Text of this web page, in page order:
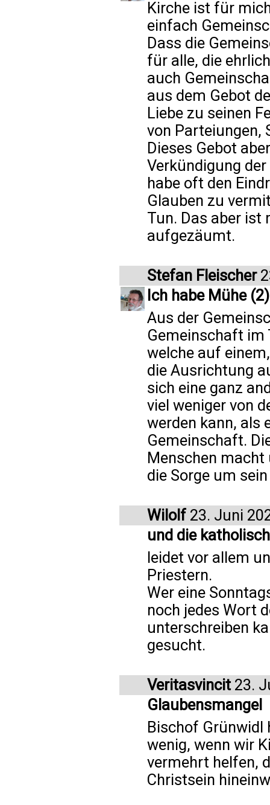
Kirche ist für
einfach
Dass die
für alle, die
auch
aus dem Gebot
Liebe zu seinen
von Parteiungen,
Dieses Gebot
Verkündigung
habe oft den
Glauben zu
Tun. Das aber ist
aufgezäumt.
Stefan Fleischer
Ich habe Mühe (2)
Aus der
Gemeinschaft im
welche auf
die Ausrichtung
sich eine ganz
viel weniger von
werden kann, als
Gemeinschaft.
Menschen macht
die Sorge um
Wilolf 23. Juni
und die
leidet vor allem
Priestern.
Wer eine
noch jedes Wort
unterschreiben
gesucht.
Veritasvincit23.
Glaubensmangel
Bischof Grünwidl
wenig, wenn wir
vermehrt helfen,
Christsein